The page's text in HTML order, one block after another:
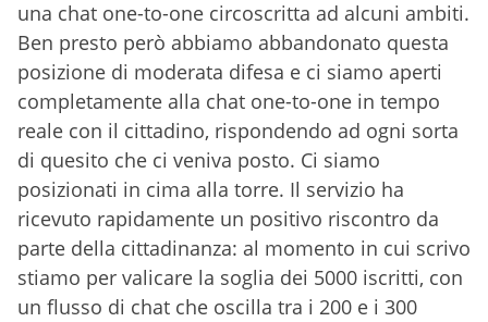
una chat one-to-one circoscritta ad alcuni ambiti.
Ben presto però abbiamo abbandonato questa
posizione di moderata difesa e ci siamo aperti
completamente alla chat one-to-one in tempo
reale con il cittadino, rispondendo ad ogni sorta
di quesito che ci veniva posto. Ci siamo
posizionati in cima alla torre. Il servizio ha
ricevuto rapidamente un positivo riscontro da
parte della cittadinanza: al momento in cui scrivo
stiamo per valicare la soglia dei 5000 iscritti, con
un flusso di chat che oscilla tra i 200 e i 300